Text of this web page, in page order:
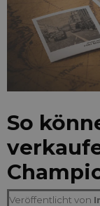
So
Veröffentlicht von